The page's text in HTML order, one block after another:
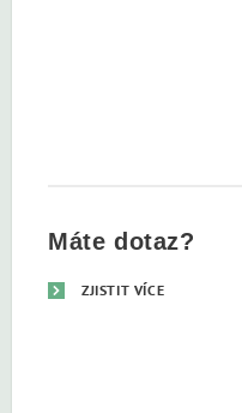
Máte dotaz?
ZJISTIT VÍCE